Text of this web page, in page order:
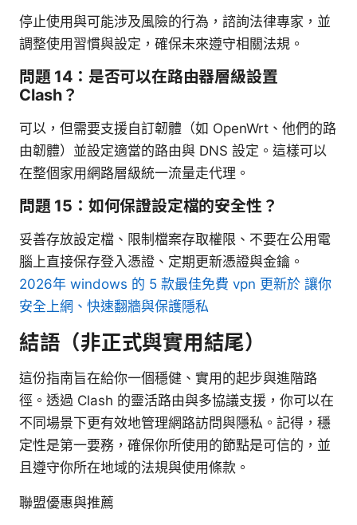
停止使用與可能涉及風險的行為，諮詢法律專家，並
調整使用習慣與設定，確保未來遵守相關法規。
問題 14：是否可以在路由器層級設置
Clash？
可以，但需要支援自訂韌體（如 OpenWrt、他們的路
由韌體）並設定適當的路由與 DNS 設定。這樣可以
在整個家用網路層級統一流量走代理。
問題 15：如何保證設定檔的安全性？
妥善存放設定檔、限制檔案存取權限、不要在公用電
腦上直接保存登入憑證、定期更新憑證與金鑰。
2026年 windows 的 5 款最佳免費 vpn 更新於 讓你
安全上網、快速翻牆與保護隱私
結語（非正式與實用結尾）
這份指南旨在給你一個穩健、實用的起步與進階路
徑。透過 Clash 的靈活路由與多協議支援，你可以在
不同場景下更有效地管理網路訪問與隱私。記得，穩
定性是第一要務，確保你所使用的節點是可信的，並
且遵守你所在地域的法規與使用條款。
聯盟優惠與推薦